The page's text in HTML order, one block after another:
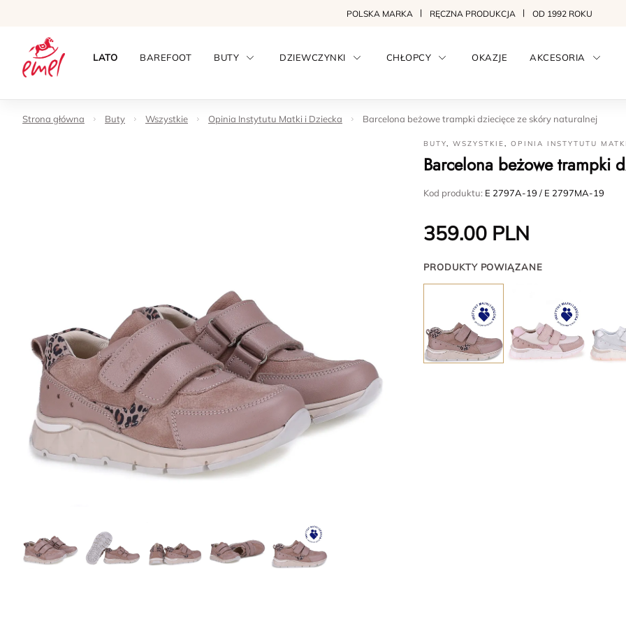
POLSKA MARKA RĘCZNA PRODUKCJA OD 1992 ROKU
LATO BAREFOOT BUTY DZIEWCZYNKI CHŁOPCY OKAZJE AKCESORIA
Strona główna Buty Wszystkie Opinia Instytutu Matki i Dziecka Barcelona beżowe trampki dziecięce ze skóry naturalnej
BUTY,WSZYSTKIE,OPINIA INSTYTUTU
Barcelona beżowe trampki
Kod produktu: E 2797A-19 / E 2797MA-19
359.00 PLN
PRODUKTY POWIĄZANE